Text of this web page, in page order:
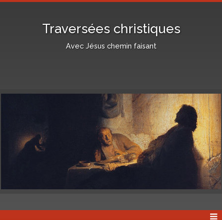
Traversées christiques
Avec Jésus chemin faisant